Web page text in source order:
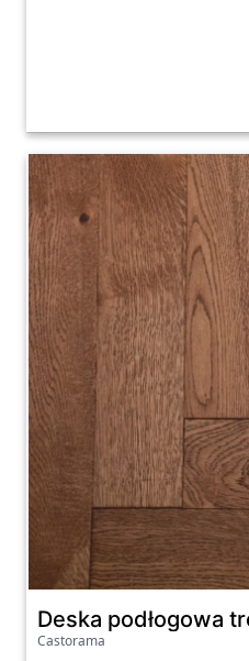
Deska podłogowa
Castorama